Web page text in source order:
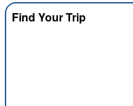
Find Your Trip